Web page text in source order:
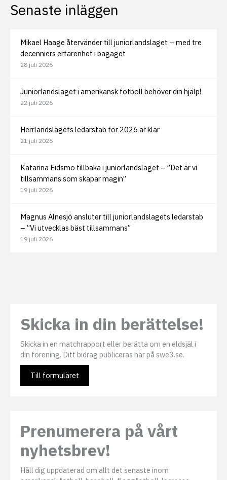
Senaste inläggen
Mikael Haage återvänder till juniorlandslaget – med tre
decenniers erfarenhet i bagaget
28 juli 2026
Juniorlandslaget i amerikansk fotboll behöver din hjälp!
22 juli 2026
Herrlandslagets ledarstab för 2026 är klar
21 juli 2026
Katarina Eidsmo tillbaka i juniorlandslaget – ”Det är vi
tillsammans som skapar magin”
19 juli 2026
Magnus Alnesjö ansluter till juniorlandslagets ledarstab
– ”Vi utvecklas bäst tillsammans”
19 juli 2026
Skicka in din berättelse!
Skicka in en matchrapport eller berätta om en eldsjäl i
din förening. Ditt bidrag publiceras här på swe3.se.
Till formuläret
Prenumerera på vårt
nyhetsbrev!
Håll dig uppdaterad om allt det senaste inom